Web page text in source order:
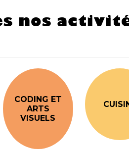
nos
CODING ET
ARTS
VISUELS